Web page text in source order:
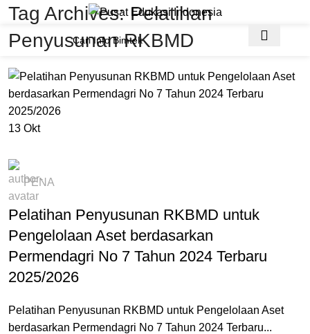
Tag Archives: Pelatihan
Penyusunan RKBMD
13 Okt
PENA
Pelatihan Penyusunan RKBMD untuk
Pengelolaan Aset berdasarkan
Permendagri No 7 Tahun 2024 Terbaru
2025/2026
Pelatihan Penyusunan RKBMD untuk Pengelolaan Aset
berdasarkan Permendagri No 7 Tahun 2024 Terbaru...